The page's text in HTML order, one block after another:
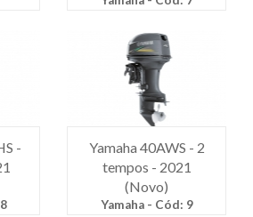
-
Yamaha 40AWS - 2
tempos - 2021
(Novo)
Yamaha - Cód: 9